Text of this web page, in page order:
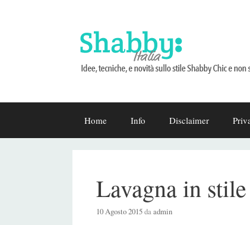
Home Info Disclaimer
Lavagna in
10 Agosto 2015daadmin